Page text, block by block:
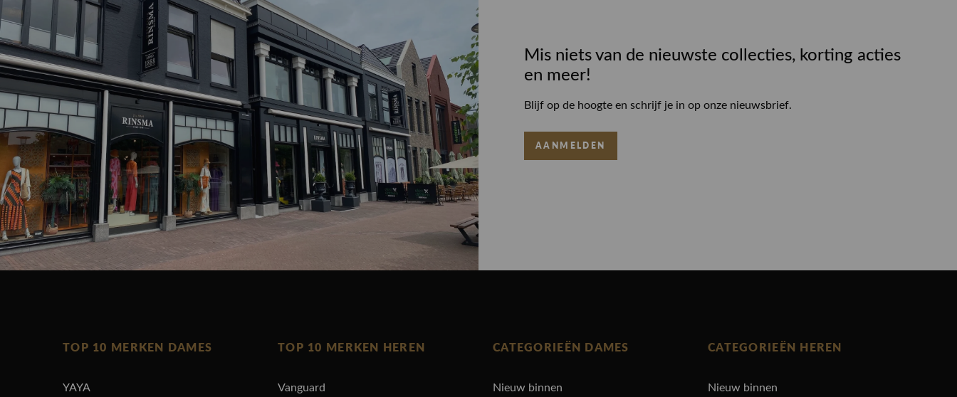
Mis niets van de nieuwste collecties, korting acties
en meer!
Blijf op de hoogte en schrijf je in op onze nieuwsbrief.
AANMELDEN
TOP 10 MERKEN DAMES
YAYA
TOP 10 MERKEN HEREN
Vanguard
CATEGORIEËN DAMES
Nieuw binnen
CATEGORIEËN HEREN
Nieuw binnen